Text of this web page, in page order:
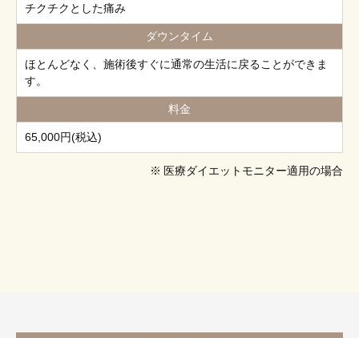
チクチクとした痛み
ダウンタイム
ほとんどなく、施術後すぐに通常の生活に戻ることができま
す。
料金
65,000円(税込)
医療ダイエットモニター適用の場合